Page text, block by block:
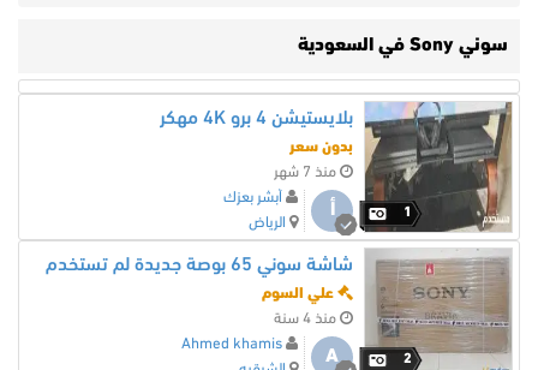
سوني Sony في السعودية
1
بلايستيشن 4 برو 4K مهكر
بدون سعر
منذ 7 شهر
أبشر بعزك
الرياض
2
شاشة سوني 65 بوصة جديدة لم تستخدم
علي السوم
منذ 4 سنة
A
Ahmed khamis